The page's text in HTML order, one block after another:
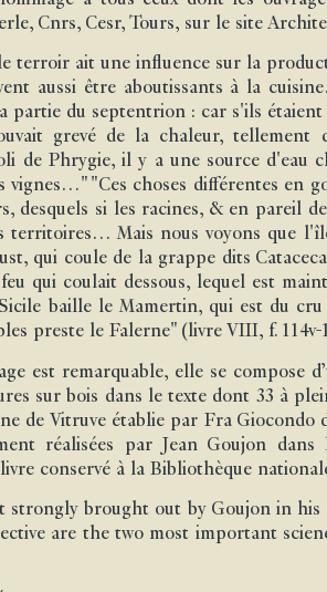
Cnrs, Cesr, Tours, sur le site
terroir ait une influence sur la
aussi être aboutissants à la
partie du septentrion : car s'ils
grevé de la chaleur,
de Phrygie, il y a une source d'eau
vignes…" "Ces choses différentes en
desquels si les racines, & en pareil
territoires… Mais nous voyons que
qui coule de la grappe dits
feu qui coulait dessous, lequel est
baille le Mamertin, qui est du
preste le Falerne" (livre VIII, f. 114v-
est remarquable, elle se compose
sur bois dans le texte dont 33 à
de Vitruve établie par Fra Giocondo
réalisées par Jean Goujon dans
conservé à la Bibliothèque
strongly brought out by Goujon in
are the two most important